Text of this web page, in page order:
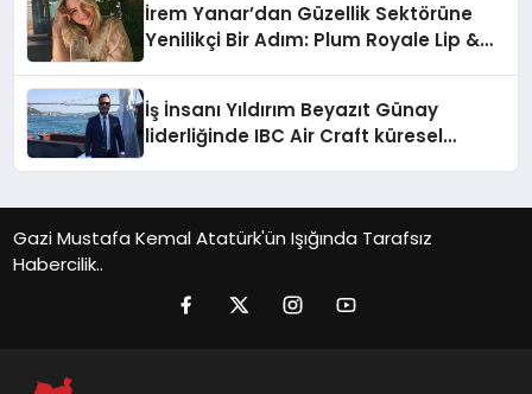
İrem Yanar’dan Güzellik Sektörüne
Yenilikçi Bir Adım: Plum Royale Lip &
İş İnsanı Yıldırım Beyazıt Günay
liderliğinde IBC Air Craft küresel
Gazi Mustafa Kemal Atatürk'ün Işığında Tarafsız
Habercilik..